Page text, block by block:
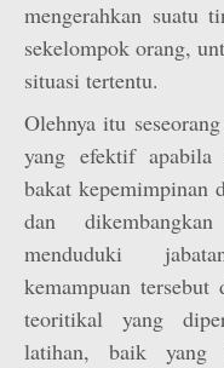
mengerahkan suatu
sekelompok orang,
situasi tertentu.
Olehnya itu
yang efektif
bakat kepemimpinan
dan
menduduki
kemampuan tersebut
teoritikal yang
latihan, baik yang